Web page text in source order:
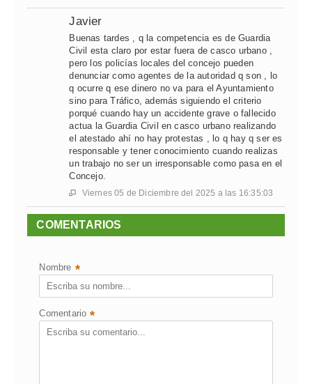
Javier
Buenas tardes , q la competencia es de Guardia
Civil esta claro por estar fuera de casco urbano ,
pero los policías locales del concejo pueden
denunciar como agentes de la autoridad q son , lo
q ocurre q ese dinero no va para el Ayuntamiento
sino para Tráfico, además siguiendo el criterio
porqué cuando hay un accidente grave o fallecido
actua la Guardia Civil en casco urbano realizando
el atestado ahí no hay protestas , lo q hay q ser es
responsable y tener conocimiento cuando realizas
un trabajo no ser un irresponsable como pasa en el
Concejo.
 Viernes 05 de Diciembre del 2025 a las 16:35:03
COMENTARIOS
Nombre *
Comentario *